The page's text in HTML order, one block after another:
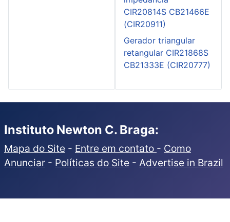
CIR20814S CB21466E
(CIR20911)
Gerador triangular
retangular CIR21868S
CB21333E (CIR20777)
Instituto Newton C. Braga:
Mapa do Site - Entre em contato - Como
Anunciar - Políticas do Site - Advertise in Brazil